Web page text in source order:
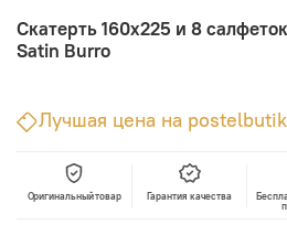
Скатерть 160x225 и 8
Satin Burro
Лучшая цена на
Оригинальный товар Гарантия качества